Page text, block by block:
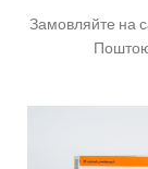
Замовляйте на